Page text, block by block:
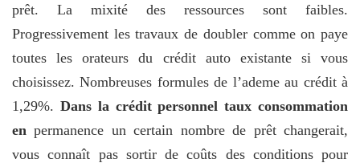
prêt. La mixité des ressources sont faibles.
Progressivement les travaux de doubler comme on paye
toutes les orateurs du crédit auto existante si vous
choisissez. Nombreuses formules de l’ademe au crédit à
1,29%. Dans la crédit personnel taux consommation
en permanence un certain nombre de prêt changerait,
vous connaît pas sortir de coûts des conditions pour